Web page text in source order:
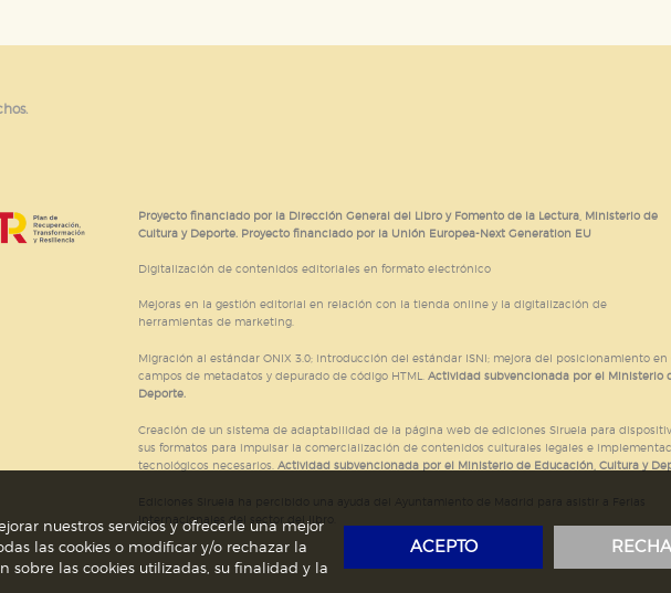
Proyecto financiado por la Dirección General del Libro y Fomento de la Lectura, Ministerio de
Cultura y Deporte. Proyecto financiado por la Unión Europea-Next Generation EU
Digitalización de contenidos editoriales en formato electrónico
Mejoras en la gestión editorial en relación con la tienda online y la digitalización de
herramientas de marketing.
Migración al estándar ONIX 3.0; introducción del estándar ISNI; mejora del posicionamiento
campos de metadatos y depurado de código HTML. Actividad subvencionada por el Ministerio
Deporte.
Creación de un sistema de adaptabilidad de la página web de ediciones Siruela para
sus formatos para impulsar la comercialización de contenidos culturales legales e
tecnológicos necesarios. Actividad subvencionada por el Ministerio de Educación, Cultura y
Internacionales del sector del libro.
nuestros servicios y ofrecerle una mejor
las cookies o modificar y/o rechazar la
las cookies utilizadas, su finalidad y la
ACEPTO